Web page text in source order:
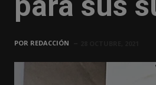
POR REDACCIÓN